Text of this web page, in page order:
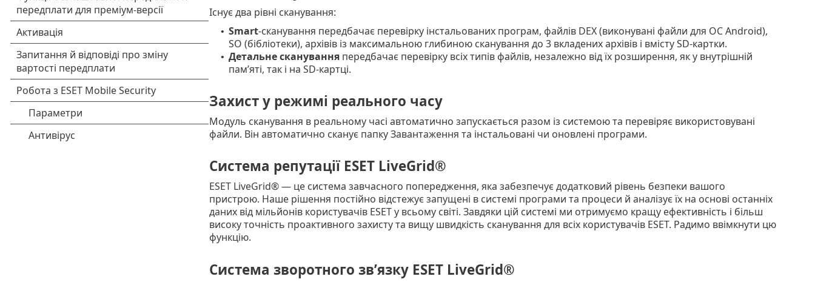
Існує два рівні сканування:
• Smart-сканування передбачає перевірку інстальованих програм, файлів DEX (виконувані файли для ОС Android),
SO (бібліотеки), архівів із максимальною глибиною сканування до 3 вкладених архівів і вмісту SD-картки.
• Детальне скануванняпередбачає перевірку всіх типів файлів, незалежно від їх розширення, як у внутрішній
пам’яті, так і на SD-картці.
Захист у режимі реального часу
Модуль сканування в реальному часі автоматично запускається разом із системою та перевіряє використовувані
файли. Він автоматично сканує папку Завантаження та інстальовані чи оновлені програми.
Система репутації ESET LiveGrid®
ESET LiveGrid® — це система завчасного попередження, яка забезпечує додатковий рівень безпеки вашого
пристрою. Наше рішення постійно відстежує запущені в системі програми та процеси й аналізує їх на основі останніх
даних від мільйонів користувачів ESET у всьому світі. Завдяки цій системі ми отримуємо кращу ефективність і більш
високу точність проактивного захисту та вищу швидкість сканування для всіх користувачів ESET. Радимо ввімкнути цю
функцію.
Система зворотного зв’язку ESET LiveGrid®